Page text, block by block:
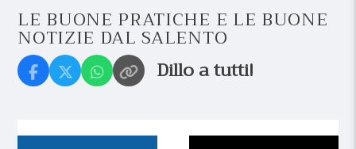
LE BUONE PRATICHE E LE BUONE
NOTIZIE DAL SALENTO
Dillo a tutti!